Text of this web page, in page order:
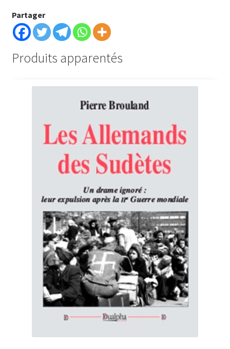
Partager
Produits apparentés